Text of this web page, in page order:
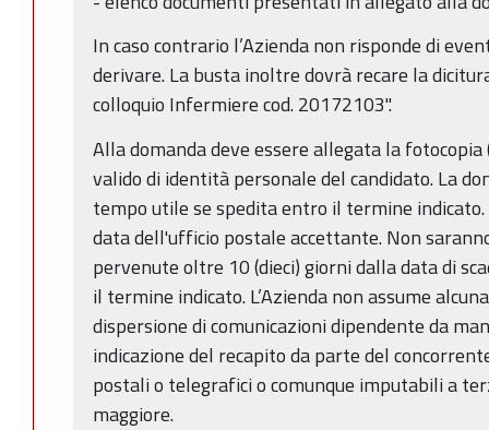
In caso contrario l’Azienda non risponde di
derivare. La busta inoltre dovrà recare la
colloquio Infermiere cod. 20172103".
Alla domanda deve essere allegata la
valido di identità personale del candidato. La
tempo utile se spedita entro il termine
data dell'ufficio postale accettante. Non
pervenute oltre 10 (dieci) giorni dalla data di
il termine indicato. L’Azienda non assume
dispersione di comunicazioni dipendente da
indicazione del recapito da parte del
postali o telegrafici o comunque imputabili a
maggiore.